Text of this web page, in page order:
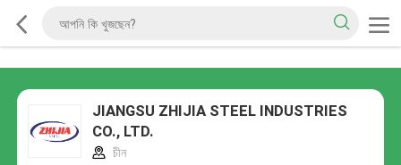
JIANGSU ZHIJIA STEEL INDUSTRIES
CO., LTD.
চীন